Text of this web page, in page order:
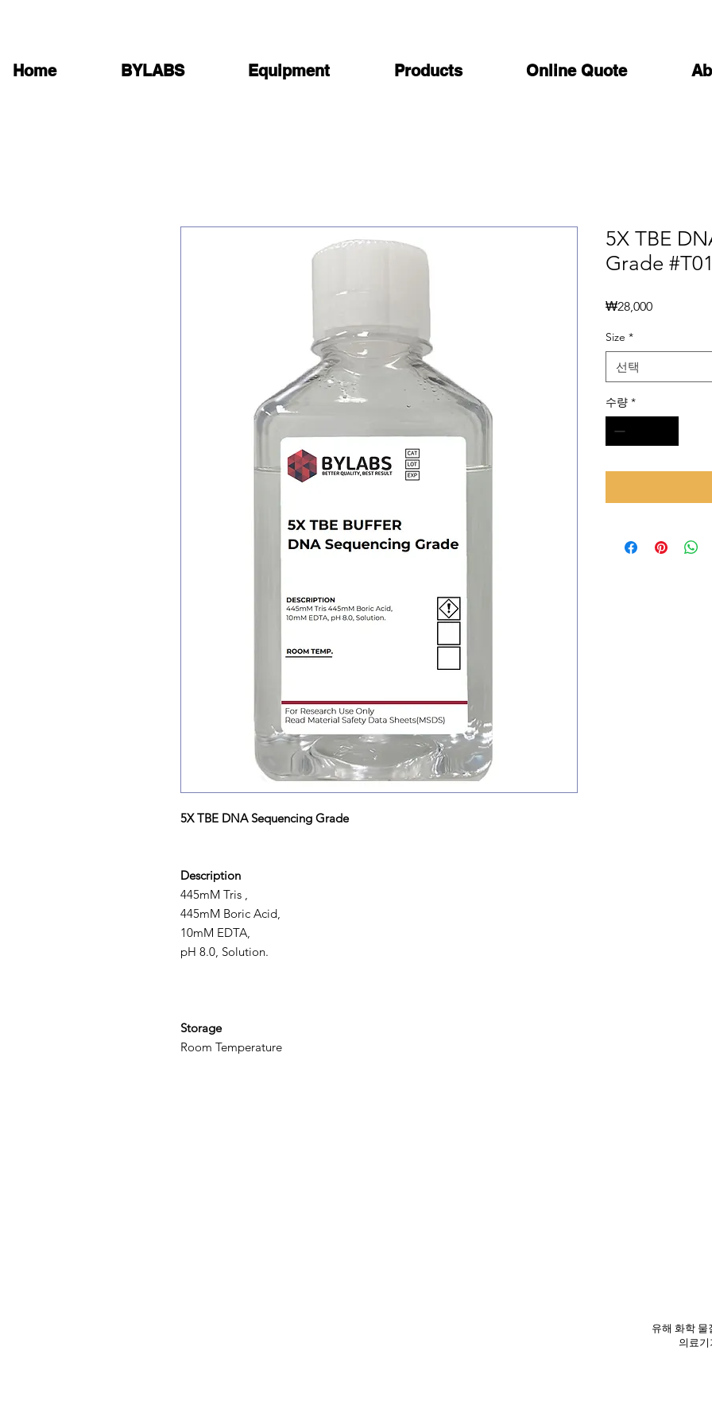
Home BYLABS Equipment Products Online Quote
5X TBE DNA Sequencing Grade
Description
445mM Tris ,
445mM Boric Acid,
10mM EDTA,
pH 8.0, Solution.
Storage
Room Temperature
5X TBE
Grade
₩28,000가
Size *
선택
수량 *
유해 화학 물
의료기